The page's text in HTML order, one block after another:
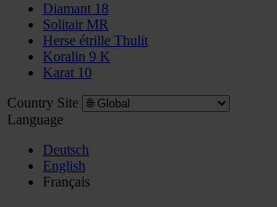
Diamant 18
Solitair MR
Herse étrille Thulit
Koralin 9 K
Karat 10
Country Site
Language
Deutsch
English
Français